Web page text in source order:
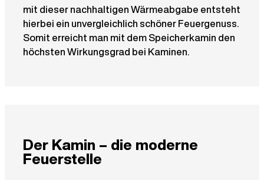
mit dieser nachhaltigen Wärmeabgabe entsteht
hierbei ein unvergleichlich schöner Feuergenuss.
Somit erreicht man mit dem Speicherkamin den
höchsten Wirkungsgrad bei Kaminen.
Der Kamin – die moderne
Feuerstelle